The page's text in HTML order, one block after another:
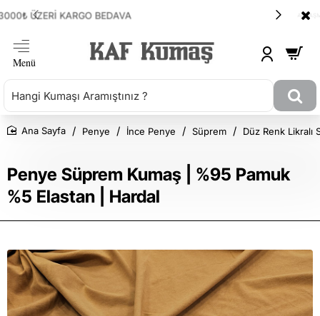
ANLAŞMALI KARGOMUZ HEPSİJET
Penye Süprem Kumaş | %95 Pamuk
%5 Elastan | Hardal
Penye İnce Penye Süprem Düz Renk Likralı